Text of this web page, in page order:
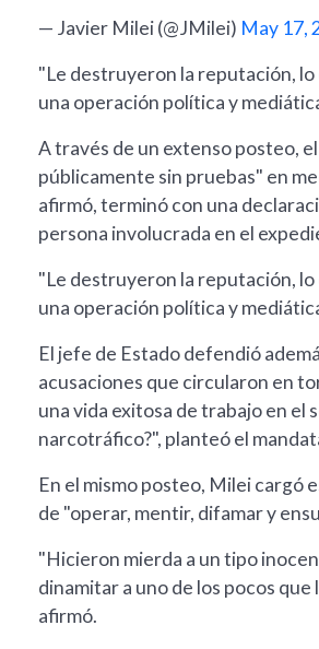
— Javier Milei (@JMilei) May 17,
"Le destruyeron la reputación,
una operación política y
A través de un extenso posteo,
públicamente sin pruebas" en
afirmó, terminó con una
persona involucrada en el
"Le destruyeron la reputación,
una operación política y
El jefe de Estado defendió
acusaciones que circularon en
una vida exitosa de trabajo en
narcotráfico?", planteó el
En el mismo posteo, Milei cargó
de "operar, mentir, difamar y
"Hicieron mierda a un tipo
dinamitar a uno de los pocos
afirmó.